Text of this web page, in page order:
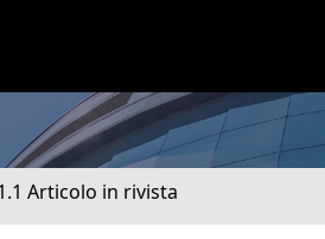
Articolo in rivista